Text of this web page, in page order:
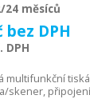
24 měsíců
bez DPH
DPH
multifunkční
skener,